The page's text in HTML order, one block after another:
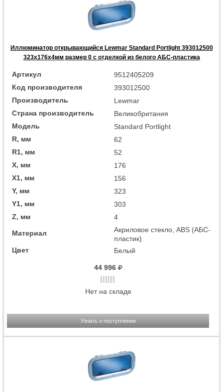
Иллюминатор открывающийся Lewmar Standard Portlight 393012500
323x176x4мм размер 0 с отделкой из белого АБС-пластика
Артикул
9512405209
Код производителя
393012500
Производитель
Lewmar
Страна производитель
Великобритания
Модель
Standard Portlight
R, мм
62
R1, мм
52
X, мм
176
X1, мм
156
Y, мм
323
Y1, мм
303
Z, мм
4
Материал
Акриловое стекло, ABS (АБС-
пластик)
Цвет
Белый
44 996
Нет на складе
Узнать о поступлении